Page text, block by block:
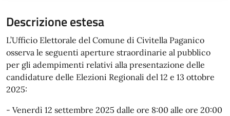
Descrizione estesa
L’Ufficio Elettorale del Comune di Civitella Paganico
osserva le seguenti aperture straordinarie al pubblico
per gli adempimenti relativi alla presentazione delle
candidature delle Elezioni Regionali del 12 e 13 ottobre
2025:
- Venerdì 12 settembre 2025 dalle ore 8:00 alle ore 20:00